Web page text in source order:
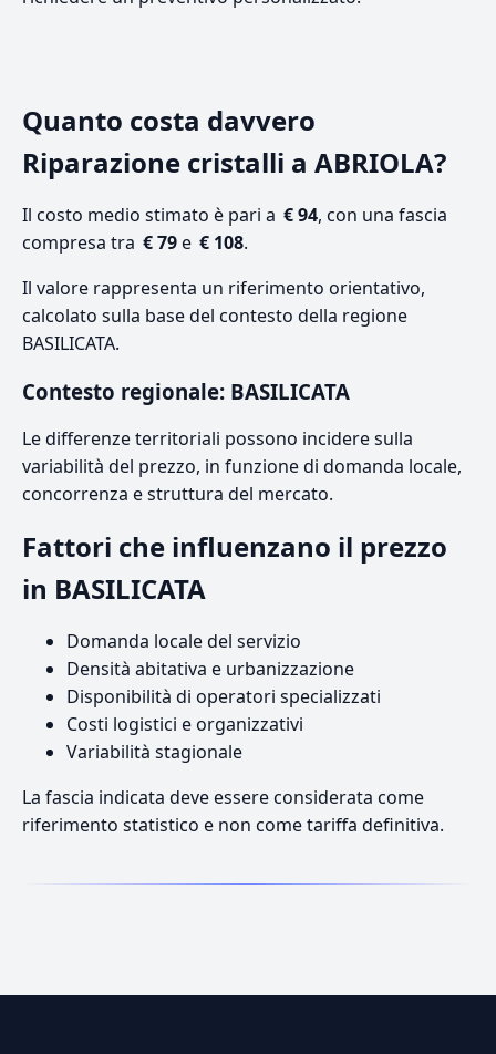
Quanto costa davvero
Riparazione cristalli a ABRIOLA?
Il costo medio stimato è pari a € 94, con una fascia
compresa tra € 79e € 108.
Il valore rappresenta un riferimento orientativo,
calcolato sulla base del contesto della regione
BASILICATA.
Contesto regionale: BASILICATA
Le differenze territoriali possono incidere sulla
variabilità del prezzo, in funzione di domanda locale,
concorrenza e struttura del mercato.
Fattori che influenzano il prezzo
in BASILICATA
Domanda locale del servizio
Densità abitativa e urbanizzazione
Disponibilità di operatori specializzati
Costi logistici e organizzativi
Variabilità stagionale
La fascia indicata deve essere considerata come
riferimento statistico e non come tariffa definitiva.